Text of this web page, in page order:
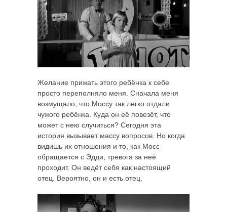
Желание прижать этого ребёнка к себе
просто переполняло меня. Сначала меня
возмущало, что Моссу так легко отдали
чужого ребёнка. Куда он её повезёт, что
может с нею случиться? Сегодня эта
история вызывает массу вопросов. Но когда
видишь их отношения и то, как Мосс
обращается с Эдди, тревога за неё
проходит. Он ведёт себя как настоящий
отец. Вероятно, он и есть отец.